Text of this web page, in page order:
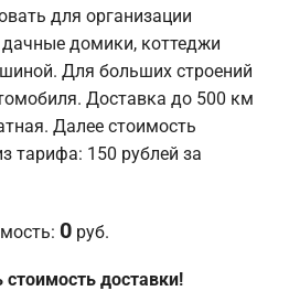
для организации
домики, коттеджи
Для больших строений
Доставка до 500 км
Далее стоимость
тарифа: 150 рублей за
0 руб.
доставки!